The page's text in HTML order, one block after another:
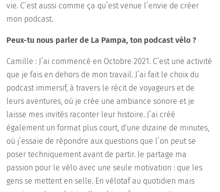
vie. C’est aussi comme ça qu’est venue l’envie de créer
mon podcast.
Peux-tu nous parler de La Pampa, ton podcast vélo ?
Camille : J’ai commencé en Octobre 2021. C’est une activité
que je fais en dehors de mon travail. J’ai fait le choix du
podcast immersif, à travers le récit de voyageurs et de
leurs aventures, où je crée une ambiance sonore et je
laisse mes invités raconter leur histoire. J’ai créé
également un format plus court, d'une dizaine de minutes,
où j’essaie de répondre aux questions que l’on peut se
poser techniquement avant de partir. Je partage ma
passion pour le vélo avec une seule motivation : que les
gens se mettent en selle. En vélotaf au quotidien mais